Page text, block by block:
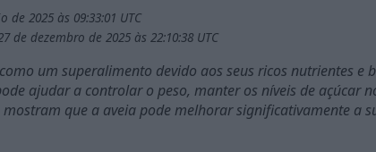
de 2025 às 09:33:01 UTC
de dezembro de 2025 às 22:10:38 UTC
um superalimento devido aos seus ricos nutrientes
ajudar a controlar o peso, manter os níveis de açúcar
mostram que a aveia pode melhorar significativamente a